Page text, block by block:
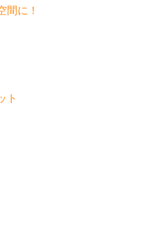
間に！
ト